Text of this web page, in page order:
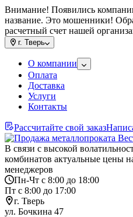
Внимание! Появились
название. Это мошенники!
расчетный счет нашей
г. Тверь
О компании
Оплата
Доставка
Услуги
Контакты
Рассчитайте свой заказ
В связи с высокой
комбинатов актуальные цены
менеджеров
Пн-Чт с 8:00 до 18:00
Пт с 8:00 до 17:00
г. Тверь
ул. Бочкина 47